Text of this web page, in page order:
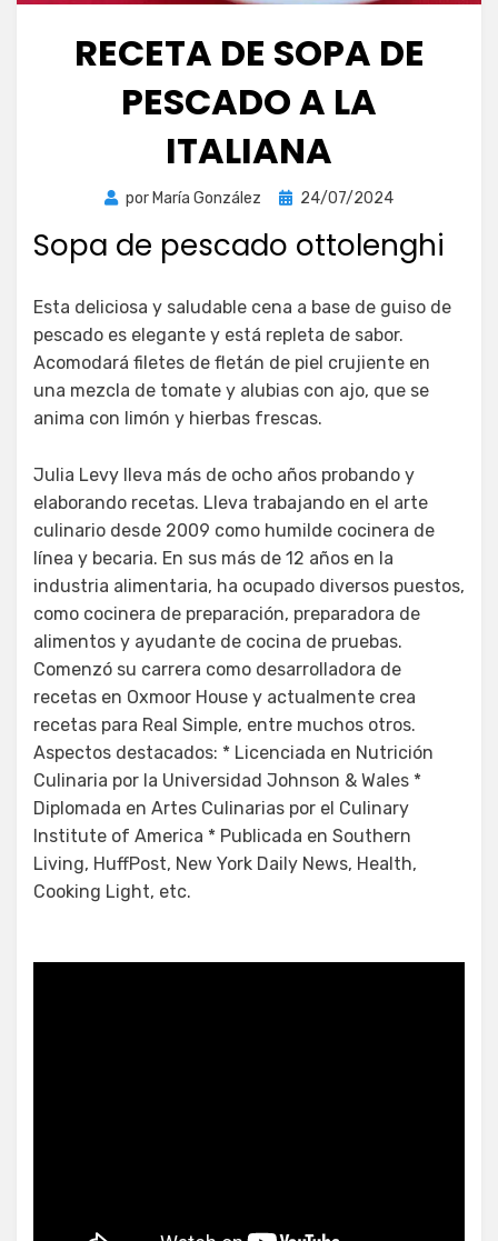
RECETA DE SOPA DE
PESCADO A LA
ITALIANA
por María González
Publicada
24/07/2024
Sopa de pescado ottolenghi
Esta deliciosa y saludable cena a base de guiso de
pescado es elegante y está repleta de sabor.
Acomodará filetes de fletán de piel crujiente en
una mezcla de tomate y alubias con ajo, que se
anima con limón y hierbas frescas.
Julia Levy lleva más de ocho años probando y
elaborando recetas. Lleva trabajando en el arte
culinario desde 2009 como humilde cocinera de
línea y becaria. En sus más de 12 años en la
industria alimentaria, ha ocupado diversos puestos,
como cocinera de preparación, preparadora de
alimentos y ayudante de cocina de pruebas.
Comenzó su carrera como desarrolladora de
recetas en Oxmoor House y actualmente crea
recetas para Real Simple, entre muchos otros.
Aspectos destacados: * Licenciada en Nutrición
Culinaria por la Universidad Johnson & Wales *
Diplomada en Artes Culinarias por el Culinary
Institute of America * Publicada en Southern
Living, HuffPost, New York Daily News, Health,
Cooking Light, etc.